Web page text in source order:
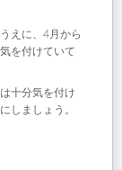
えに、4月から
を付けていて
十分気を付け
しましょう。